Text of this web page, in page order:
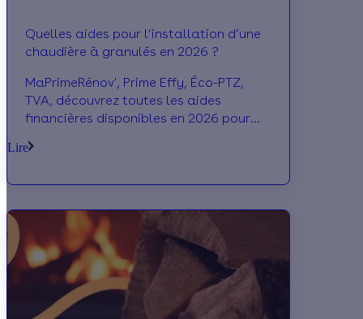
Quelles aides pour l’installation d’une
chaudière à granulés en 2026 ?
MaPrimeRénov', Prime Effy, Éco-PTZ,
TVA, découvrez toutes les aides
financières disponibles en 2026 pour
réduire la facture !
Lire